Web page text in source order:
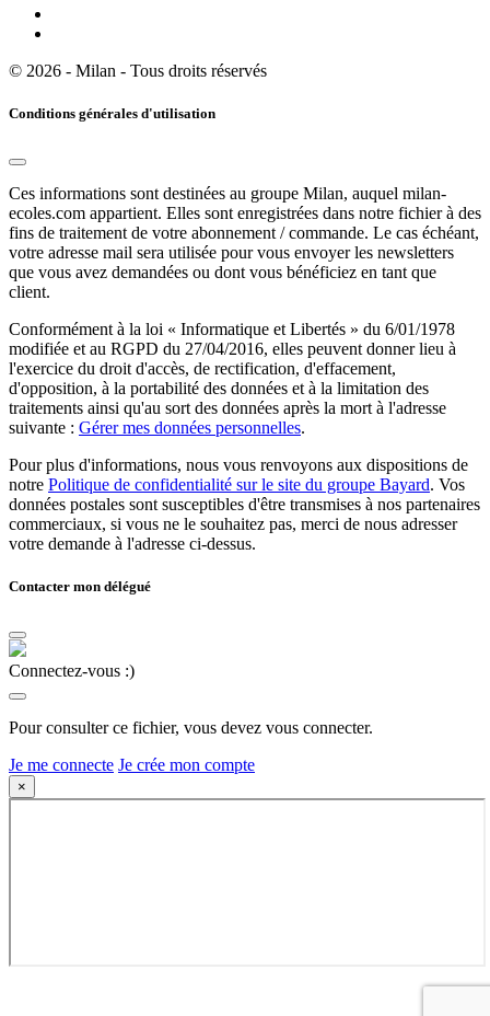
© 2026 - Milan - Tous droits réservés
Conditions générales d'utilisation
Ces informations sont destinées au groupe Milan, auquel milan-
ecoles.com appartient. Elles sont enregistrées dans notre fichier à des
fins de traitement de votre abonnement / commande. Le cas échéant,
votre adresse mail sera utilisée pour vous envoyer les newsletters
que vous avez demandées ou dont vous bénéficiez en tant que
client.
Conformément à la loi « Informatique et Libertés » du 6/01/1978
modifiée et au RGPD du 27/04/2016, elles peuvent donner lieu à
l'exercice du droit d'accès, de rectification, d'effacement,
d'opposition, à la portabilité des données et à la limitation des
traitements ainsi qu'au sort des données après la mort à l'adresse
suivante : Gérer mes données personnelles.
Pour plus d'informations, nous vous renvoyons aux dispositions de
notre Politique de confidentialité sur le site du groupe Bayard. Vos
données postales sont susceptibles d'être transmises à nos partenaires
commerciaux, si vous ne le souhaitez pas, merci de nous adresser
votre demande à l'adresse ci-dessus.
Contacter mon délégué
Connectez-vous :)
Pour consulter ce fichier, vous devez vous connecter.
Je me connecte Je crée mon compte
×